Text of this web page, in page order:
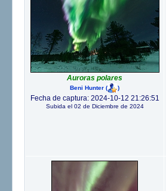
Auroras polares
Beni Hunter ( )
Fecha de captura: 2024-10-12 21:26:51
Subida el 02 de Diciembre de 2024